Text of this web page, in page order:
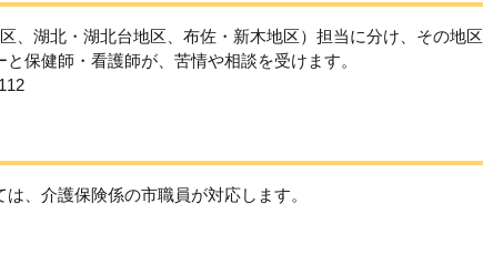
、湖北・湖北台地区、布佐・新木地区）担当に分け、その地区
保健師・看護師が、苦情や相談を受けます。
、介護保険係の市職員が対応します。